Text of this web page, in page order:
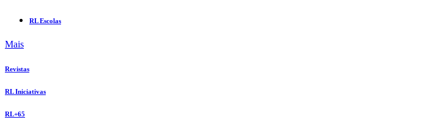
RL Escolas
Mais
Revistas
RL Iniciativas
RL+65